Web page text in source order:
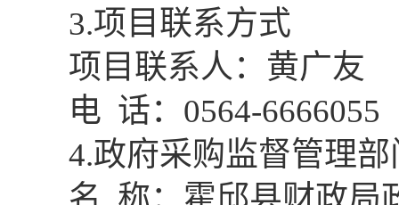
3.项目联系方式
项目联系人： 黄广友
电 话： 0564-6666055
4.政府采购监督管理部